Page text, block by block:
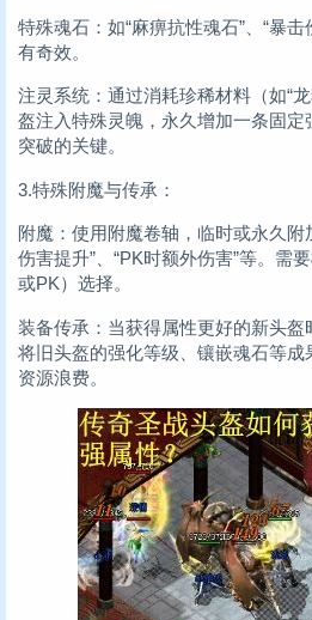
特殊魂石：如“麻痹抗性魂石”、“暴
有奇效。
注灵系统：通过消耗珍稀材料（如“
盔注入特殊灵魄，永久增加一条固定
突破的关键。
3.特殊附魔与传承：
附魔：使用附魔卷轴，临时或永久附
伤害提升”、“PK时额外伤害”等。需
或PK）选择。
装备传承：当获得属性更好的新头盔
将旧头盔的强化等级、镶嵌魂石等
资源浪费。